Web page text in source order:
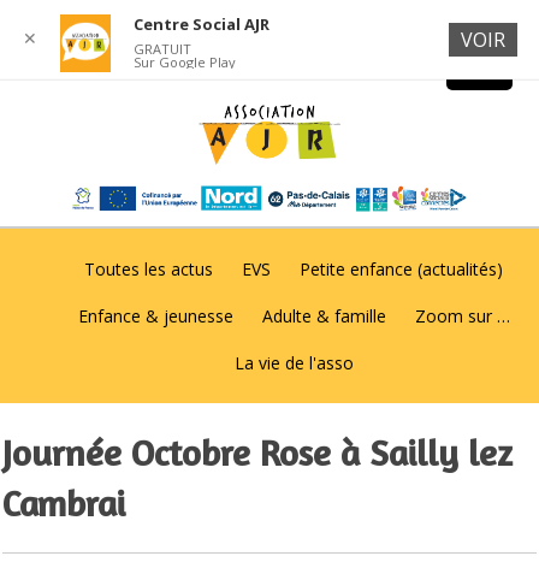
Toutes les actus EVS Petite enfance (actualités)
Enfance & jeunesse Adulte & famille Zoom sur …
La vie de l'asso
Journée Octobre Rose à Sailly lez
Cambrai
✕
Centre Social AJR
GRATUIT
Sur Google Play
VOIR